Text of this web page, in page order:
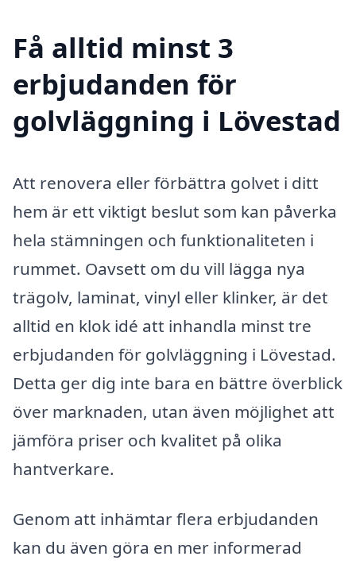
Få alltid minst 3
erbjudanden för
golvläggning i Lövestad
Att renovera eller förbättra golvet i ditt
hem är ett viktigt beslut som kan påverka
hela stämningen och funktionaliteten i
rummet. Oavsett om du vill lägga nya
trägolv, laminat, vinyl eller klinker, är det
alltid en klok idé att inhandla minst tre
erbjudanden för golvläggning i Lövestad.
Detta ger dig inte bara en bättre överblick
över marknaden, utan även möjlighet att
jämföra priser och kvalitet på olika
hantverkare.
Genom att inhämtar flera erbjudanden
kan du även göra en mer informerad